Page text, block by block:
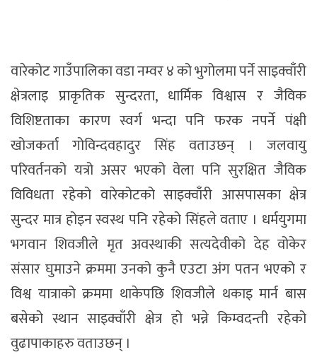
वारेकोट गाउँपालिका वडा नम्वर ४ को भुगोलमा पर्ने साइक्वाँरी
क्षेत्रलाइ प्राकृतिक सुन्दरता, धार्मिक विश्वास र जैविक
विशिष्टताका कारण स्वर्ग भन्दा पनि फरक नपर्ने पंक्षी
खोजकर्ता गोविन्दवहादुर सिंह वताउछन् । जलवायु
परिवर्तनको यत्रो असर भएको वेला पनि सुरक्षित जैविक
विविधता रहेको वारेकोटको साइक्वाँरी आसपासका क्षेत्र
सुन्दर मात्र होइन स्वस्थ पनि रहेको सिंहले वताए । धर्मयुगमा
भगवान शिवजीले मृत अवस्थाकी सत्यदेवीको देह वोकेर
संसार घुमाउने क्रममा उनको कुनै एउटा अंग पतन भएको र
विश्व यात्राको क्रममा थाकेपछि शिवजीले थकाइ मार्न बास
बसेको स्थान साइक्वाँरी क्षेत्र हो भन्ने किम्वदन्ती रहेको
वुढापाकाहरु वताउछन् ।